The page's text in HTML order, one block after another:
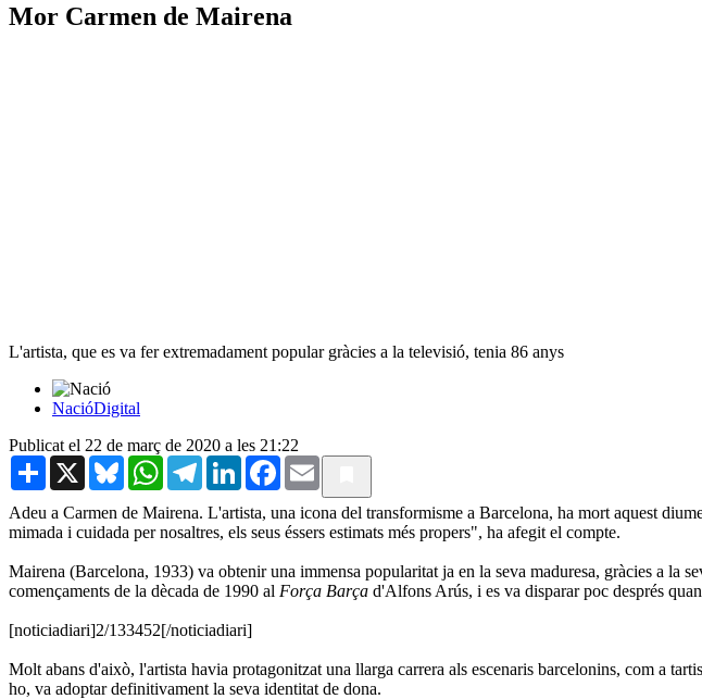
Mor Carmen de Mairena
L'artista, que es va fer extremadament popular gràcies a la televisió, tenia 86 anys
NacióDigital
Publicat el 22 de març de 2020 a les 21:22
Share X BlueskyWhatsAppTelegramLinkedInFacebook
Email
Adeu a Carmen de Mairena. L'artista, una icona del transformisme a Barcelona, ha mort aquest
mimada i cuidada per nosaltres, els seus éssers estimats més propers", ha afegit el compte.
Mairena (Barcelona, 1933) va obtenir una immensa popularitat ja en la seva maduresa, gràcies a la
començaments de la dècada de 1990 al Força Barça d'Alfons Arús, i es va disparar poc després
[noticiadiari]2/133452[/noticiadiari]
Molt abans d'això, l'artista havia protagonitzat una llarga carrera als escenaris barcelonins, com a
ho, va adoptar definitivament la seva identitat de dona.